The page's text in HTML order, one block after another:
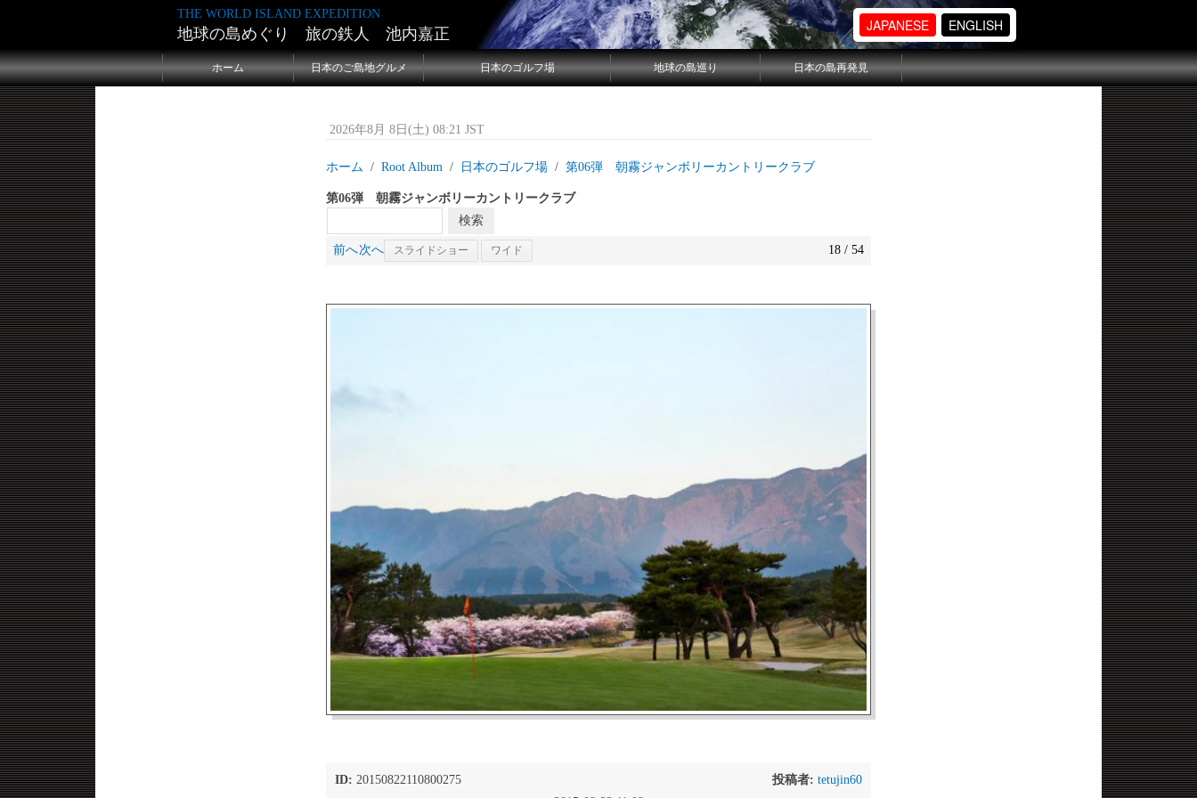
THE WORLD ISLAND EXPEDITION
地球の島めぐり 旅の鉄人 池内嘉正 JAPANESE ENGLISH
ホーム 日本のご島地グルメ 日本のゴルフ場 地球の島巡り 日本の島再発見
2026年8月 8日(土) 08:21 JST
ホーム Root Album 日本のゴルフ場 第06弾 朝霧ジャンボリーカントリークラブ
第06弾 朝霧ジャンボリーカントリークラブ
前へ次へ スライドショー ワイド 18 / 54
ID: 20150822110800275 投稿者: tetujin60